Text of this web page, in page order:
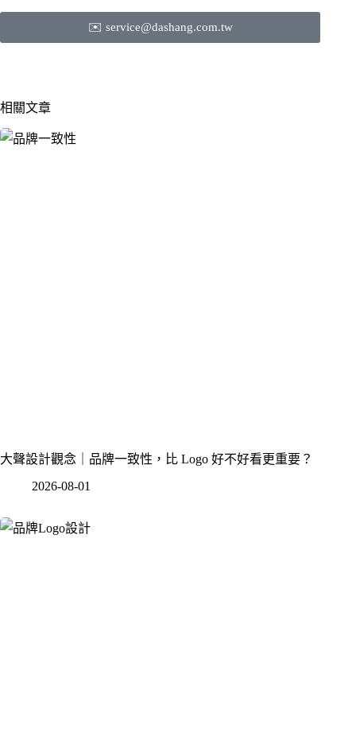
✉️ service@dashang.com.tw
相關文章
大聲設計觀念｜品牌一致性，比 Logo 好不好看更重要？
2026-08-01